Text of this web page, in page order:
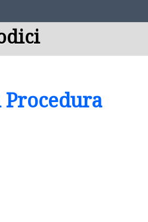
Procedura